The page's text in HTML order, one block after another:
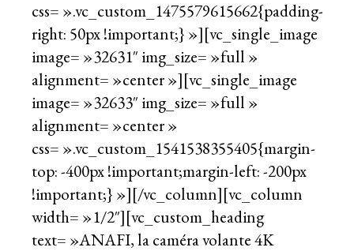
css= ».vc_custom_1475579615662{padding-
right: 50px !important;} »][vc_single_image
image= »32631″ img_size= »full »
alignment= »center »][vc_single_image
image= »32633″ img_size= »full »
alignment= »center »
css= ».vc_custom_1541538355405{margin-
top: -400px !important;margin-left: -200px
!important;} »][/vc_column][vc_column
width= »1/2″][vc_custom_heading
text= »ANAFI, la caméra volante 4K